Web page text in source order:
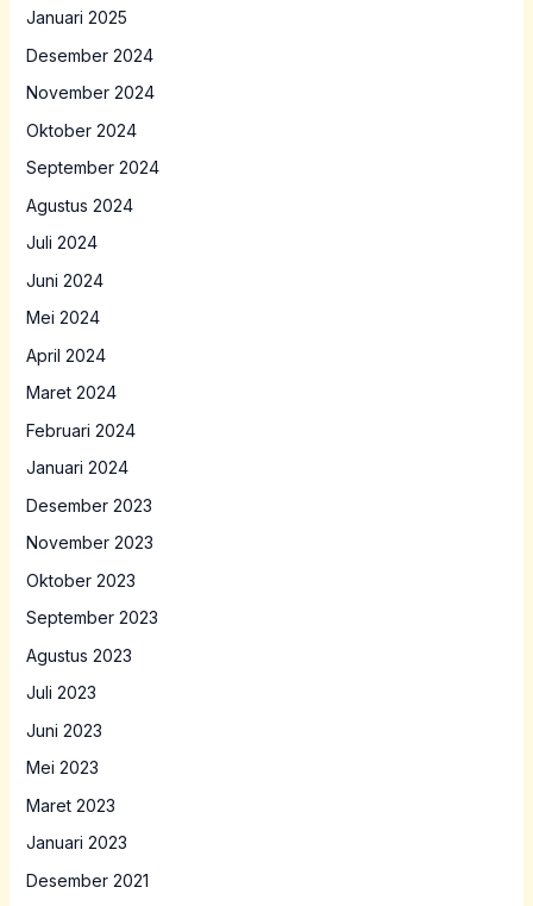
Januari 2025
Desember 2024
November 2024
Oktober 2024
September 2024
Agustus 2024
Juli 2024
Juni 2024
Mei 2024
April 2024
Maret 2024
Februari 2024
Januari 2024
Desember 2023
November 2023
Oktober 2023
September 2023
Agustus 2023
Juli 2023
Juni 2023
Mei 2023
Maret 2023
Januari 2023
Desember 2021